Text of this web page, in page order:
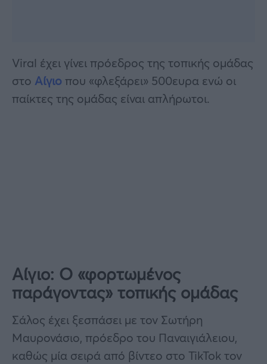
Viral έχει γίνει πρόεδρος της τοπικής ομάδας
στο Αίγιο που «φλεξάρει» 500ευρα ενώ οι
παίκτες της ομάδας είναι απλήρωτοι.
Αίγιο: Ο «φορτωμένος
παράγοντας» τοπικής ομάδας
Σάλος έχει ξεσπάσει με τον Σωτήρη
Μαυρονάσιο, πρόεδρο του Παναιγιάλειου,
καθώς μία σειρά από βίντεο στο TikTok τον